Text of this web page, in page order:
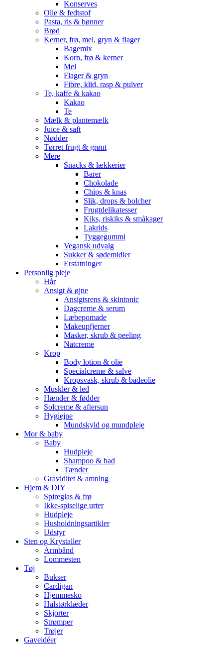
Konserves
Olie & fedtstof
Pasta, ris & bønner
Brød
Kerner, frø, mel, gryn & flager
Bagemix
Korn, frø & kerner
Mel
Flager & gryn
Fibre, klid, rasp & pulver
Te, kaffe & kakao
Kakao
Te
Mælk & plantemælk
Juice & saft
Nødder
Tørret frugt & grønt
Mere
Snacks & lækkerier
Barer
Chokolade
Chips & knas
Slik, drops & bolcher
Frugtdelikatesser
Kiks, riskiks & småkager
Lakrids
Tyggegummi
Vegansk udvalg
Sukker & sødemidler
Erstatninger
Personlig pleje
Hår
Ansigt & øjne
Ansigtsrens & skintonic
Dagcreme & serum
Læbepomade
Makeupfjerner
Masker, skrub & peeling
Natcreme
Krop
Body lotion & olie
Specialcreme & salve
Kropsvask, skrub & badeolie
Muskler & led
Hænder & fødder
Solcreme & aftersun
Hygiejne
Mundskyld og mundpleje
Mor & baby
Baby
Hudpleje
Shampoo & bad
Tænder
Graviditet & amning
Hjem & DIY
Spireglas & frø
Ikke-spiselige urter
Hudpleje
Husholdningsartikler
Udstyr
Sten og Krystaller
Armbånd
Lommesten
Tøj
Bukser
Cardigan
Hjemmesko
Halstørklæder
Skjorter
Strømper
Trøjer
Gaveidéer